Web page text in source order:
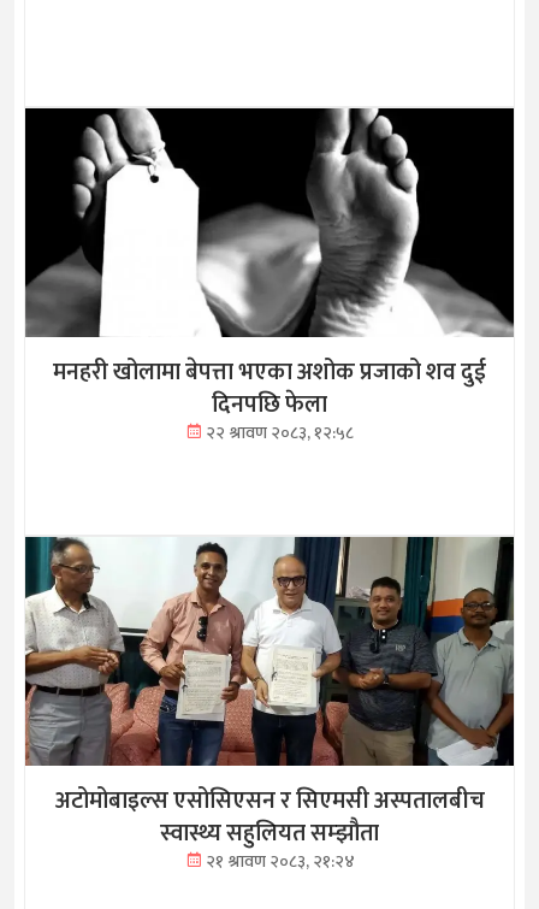
मनहरी खोलामा बेपत्ता भएका अशोक प्रजाको शव दुई
दिनपछि फेला
२२ श्रावण २०८३, १२:५८
अटोमोबाइल्स एसोसिएसन र सिएमसी अस्पतालबीच
स्वास्थ्य सहुलियत सम्झौता
२१ श्रावण २०८३, २१:२४